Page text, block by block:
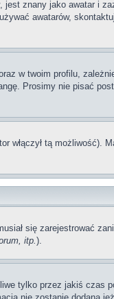
znany jako awatar i
awatarów,
w twoim profilu,
Prosimy nie pisać
włączył tą możliwość).
się zarejestrować
itp.).
tylko przez jakiś czas